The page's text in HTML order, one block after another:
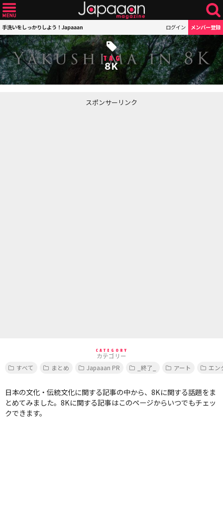
手洗いをしっかりしよう！Japaaan ログイン メンバー登録
TAG
8K
スポンサーリンク
CATEGORY
カテゴリー
すべて
まとめ Japaaan PR _終了_ アート エン
日本の文化・伝統文化に関する記事の中から、8Kに関する話題をま
とめてみました。8Kに関する記事はこのページからいつでもチェッ
クできます。